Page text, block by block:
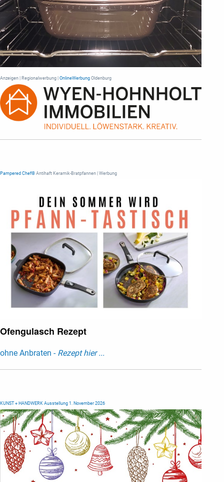
Anzeigen | Regionalwerbung | OnlineWerbung Oldenburg
Pampered Chef® Antihaft Keramik-Bratpfannen | Werbung
Ofengulasch Rezept
ohne Anbraten - Rezept hier ...
KUNST + HANDWERK Ausstellung 1. November 2026